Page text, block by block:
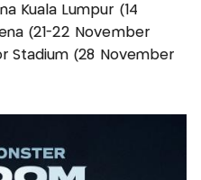
Kuala Lumpur (14
(21-22 November
Stadium (28 November